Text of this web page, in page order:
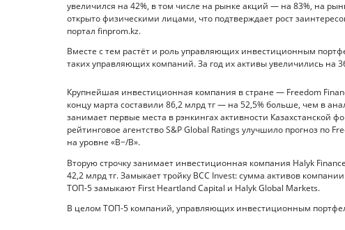
увеличился на 42%, в том числе на рынке акций — на 83%, на
открыто физическими лицами, что подтверждает рост
портал finprom.kz.
Вместе с тем растёт и роль управляющих инвестиционным
таких управляющих компаний. За год их активы увеличились на
Крупнейшая инвестиционная компания в стране — Freedom
концу марта составили 86,2 млрд тг — на 52,5% больше, чем в
занимает первые места в рэнкингах активности Казахстанской
рейтинговое агентство S&P Global Ratings улучшило прогноз по
на уровне «В−/B».
Вторую строчку занимает инвестиционная компания Halyk
42,2 млрд тг. Замыкает тройку BCC Invest: сумма активов
ТОП-5 замыкают First Heartland Capital и Halyk Global Markets.
В целом ТОП-5 компаний, управляющих инвестиционным